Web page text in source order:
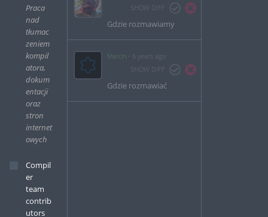
Praca
nad
tłumac
zeniem
kompil
atora,
dokum
entacji
oraz
stron
internet
owych
Compil
er
team
contrib
utors
SHOW DIFF
Gdzie rozmawiamy
Marcin
6 years ago
SHOW DIFF
Gdzie rozmawiać